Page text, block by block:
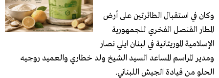
وكان في استقبال الطائرتين على أرض
المطار القنصل الفخري للجمهورية
الإسلامية الموريتانية في لبنان ايلي نصار
ومدير المراسم المساعد السيد الشيخ ولد خطاري والعميد روجيه
الحلو من قيادة الجيش اللبناني.